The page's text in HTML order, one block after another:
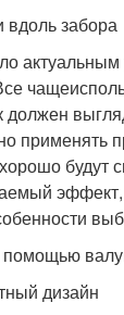
забора
должен
применять
будут
дизайн